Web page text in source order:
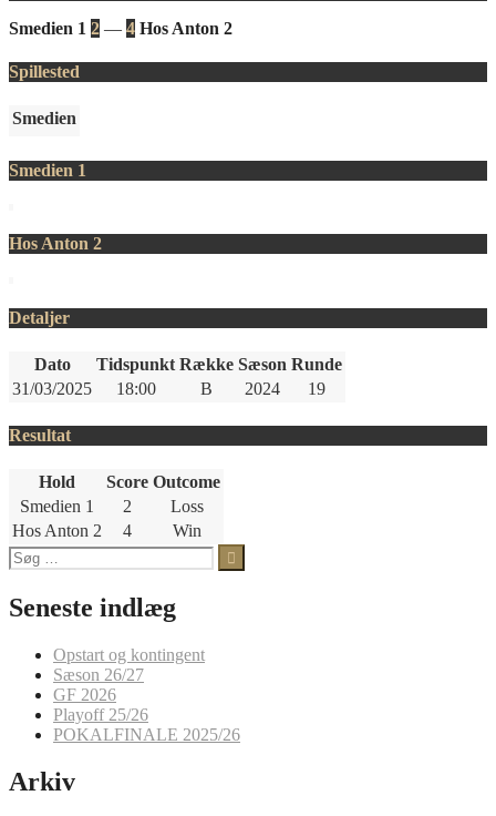
Smedien 1 2 — 4 Hos Anton 2
Spillested
Smedien
Smedien 1
Hos Anton 2
Detaljer
Dato Tidspunkt Række Sæson Runde
31/03/2025
18:00 B 2024 19
Resultat
Hold Score Outcome
Smedien 1
2
Loss
Hos Anton 2
4
Win
Søg
efter:
Seneste indlæg
Opstart og kontingent
Sæson 26/27
GF 2026
Playoff 25/26
POKALFINALE 2025/26
Arkiv